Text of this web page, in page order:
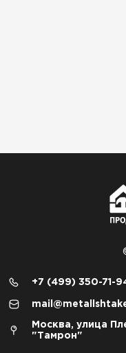
+7 (499) 350-71-
Москва, улица
"Тамрон"